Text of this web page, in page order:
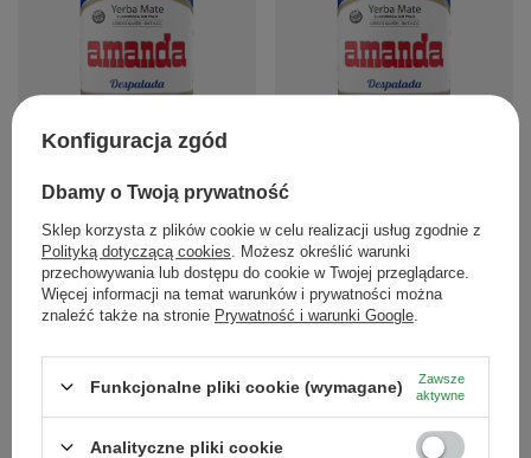
(44,80 zł / kg)
Najniższa cena z 30 dni przed obniżką:
28,79 zł
-22%
Cena regularna:31,99 zł -30%
(34,99 zł / kg)
Najniższa cena z 30 dni przed obniżką:
44,99 zł
-22%
Cena regularna:49,99 zł -30%
Konfiguracja zgód
Dbamy o Twoją prywatność
Sklep korzysta z plików cookie w celu realizacji usług zgodnie z
Polityką dotyczącą cookies . Możesz określić warunki
przechowywania lub dostępu do cookie w Twojej przeglądarce.
Więcej informacji na temat warunków i prywatności można
znaleźć także na stronie Prywatność i warunki Google
Funkcjonalne pliki cookie (wymagane)
Zawsze
aktywne
Analityczne pliki cookie